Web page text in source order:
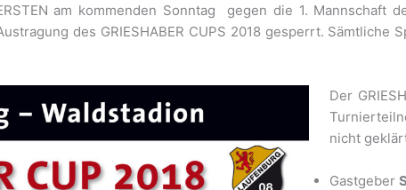
am kommenden Sonntag gegen die 1. Mannschaft
des GRIESHABER CUPS 2018 gesperrt.
Der
nicht
Gastgeber